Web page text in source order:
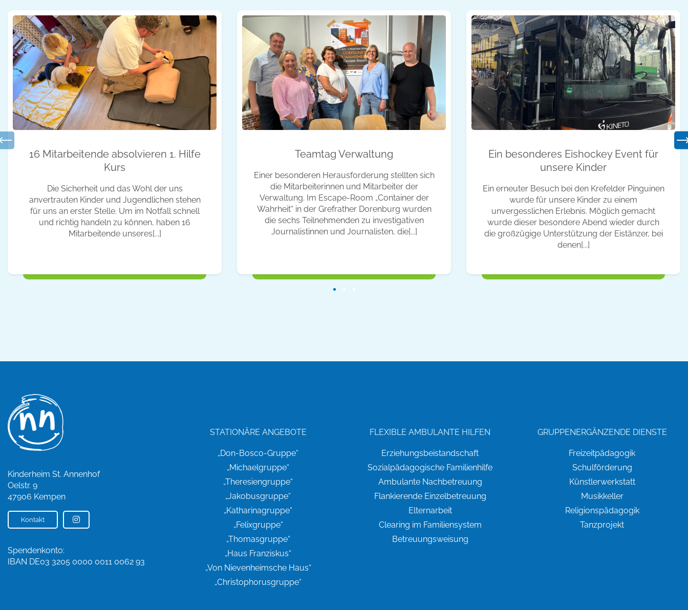
16 Mitarbeitende absolvieren 1. Hilfe
Kurs
Die Sicherheit und das Wohl der uns
anvertrauten Kinder und Jugendlichen stehen
für uns an erster Stelle. Um im Notfall schnell
und richtig handeln zu können, haben 16
Mitarbeitende unseres[...]
Teamtag Verwaltung
Einer besonderen Herausforderung stellten sich
die Mitarbeiterinnen und Mitarbeiter der
Verwaltung. Im Escape-Room „Container der
Wahrheit“ in der Grefrather Dorenburg wurden
die sechs Teilnehmenden zu investigativen
Journalistinnen und Journalisten, die[...]
Ein besonderes Eishockey Event für
unsere Kinder
Ein erneuter Besuch bei den Krefelder Pinguinen
wurde für unsere Kinder zu einem
unvergesslichen Erlebnis. Möglich gemacht
wurde dieser besondere Abend wieder durch
die großzügige Unterstützung der Eistänzer, bei
denen[...]
Kinderheim St. Annenhof
Oelstr. 9
47906 Kempen
Kontakt
Spendenkonto:
IBAN DE03 3205 0000 0011 0062 93
STATIONÄRE ANGEBOTE
„Don-Bosco-Gruppe“
„Michaelgruppe“
„Theresiengruppe“
„Jakobusgruppe“
„Katharinagruppe“
„Felixgruppe“
„Thomasgruppe“
„Haus Franziskus“
„Von Nievenheimsche Haus“
„Christophorusgruppe“
FLEXIBLE AMBULANTE HILFEN
Erziehungsbeistandschaft
Sozialpädagogische Familienhilfe
Ambulante Nachbetreuung
Flankierende Einzelbetreuung
Elternarbeit
Clearing im Familiensystem
Betreuungsweisung
GRUPPENERGÄNZENDE DIENSTE
Freizeitpädagogik
Schulförderung
Künstlerwerkstatt
Musikkeller
Religionspädagogik
Tanzprojekt